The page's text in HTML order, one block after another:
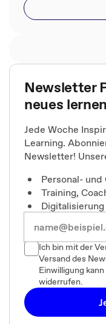
Newsletter
neues lernen
Jede Woche
Learning.
Newsletter!
Personal-
Training,
Ich bin mit der
Versand des
Einwilligung
widerrufen.